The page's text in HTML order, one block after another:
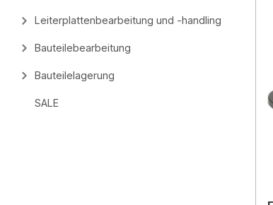
Leiterplattenbearbeitung und -handling
Bauteilebearbeitung
Bauteilelagerung
SALE